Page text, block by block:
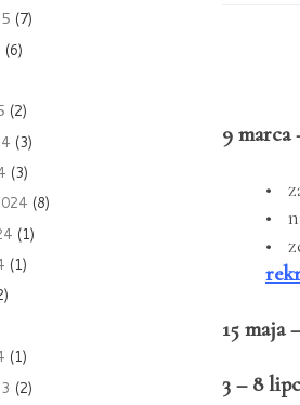
9 marca
•
•
•
15 maja
3 – 8
(7)
(6)
(2)
(3)
(3)
(8)
(1)
(1)
(1)
(2)